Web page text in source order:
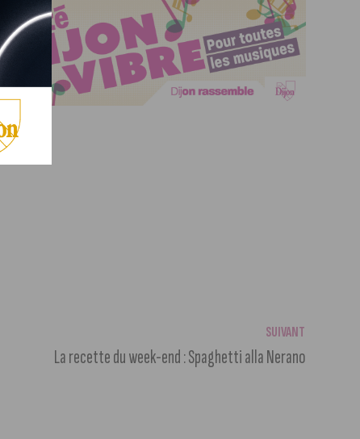
SUIVANT
La recette du week-end : Spaghetti alla Nerano